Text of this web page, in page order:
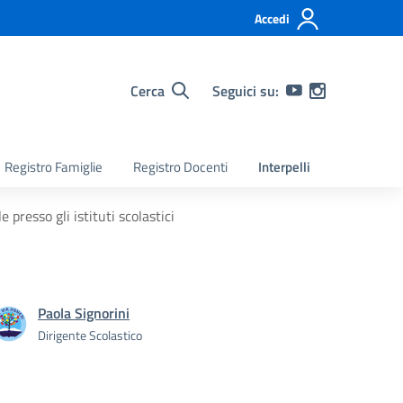
Accedi
Cerca Seguici su:
Registro Famiglie Registro Docenti Interpelli
presso gli istituti scolastici
Paola Signorini
Dirigente Scolastico